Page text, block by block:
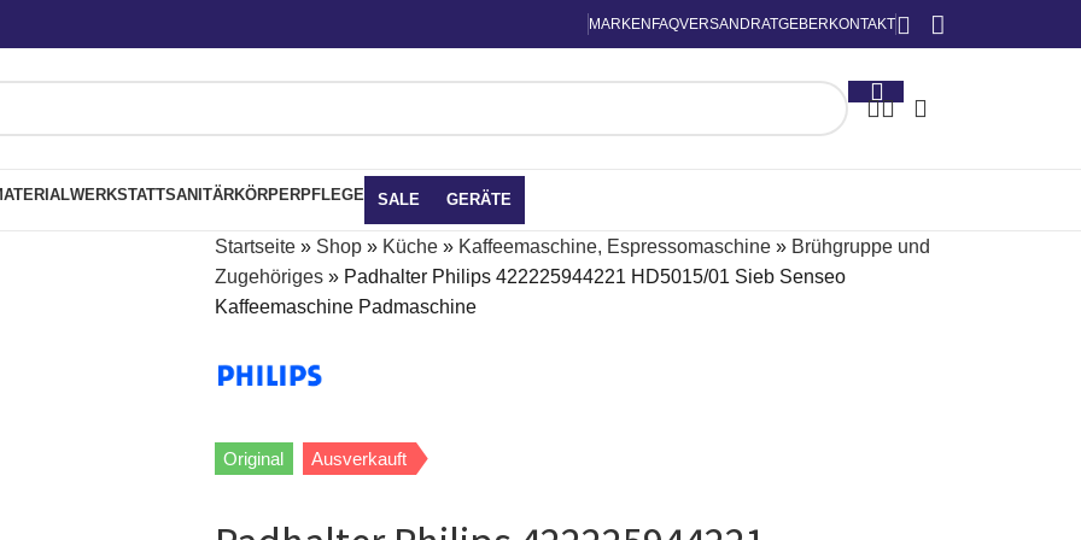
MARKEN FAQVERSAND RATGEBER KONTAKT
WERKSTATTSANITÄRKÖRPERPFLEGE SALE GERÄTE
Startseite» Shop» Küche» Kaffeemaschine, Espressomaschine» Brühgruppe und
Zugehöriges» Padhalter Philips 422225944221 HD5015/01 Sieb Senseo
Kaffeemaschine Padmaschine
Original Ausverkauft